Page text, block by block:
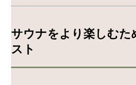
サウナをより楽しむた
スト